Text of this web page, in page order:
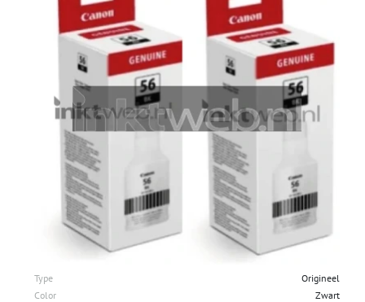
Type
Origineel
Color
Zwart